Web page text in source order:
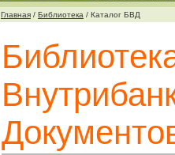
Главная / Библиотека / Каталог БВД